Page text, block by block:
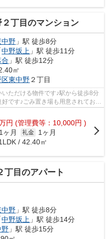
丁目のマンション
中野 」駅 徒歩8分
中野坂上 」駅 徒歩11分
合 」駅 徒歩12分
㎡
区東中野２丁目
ただける物件です♪駅から徒歩8分
です♪ごみ置き場も用意されてお
円 (管理費等：10,000円 )
1ヶ月 礼金
1ヶ月
/ 42.40㎡
丁目のアパート
中野 」駅 徒歩8分
中野坂上 」駅 徒歩14分
野 」駅 徒歩15分